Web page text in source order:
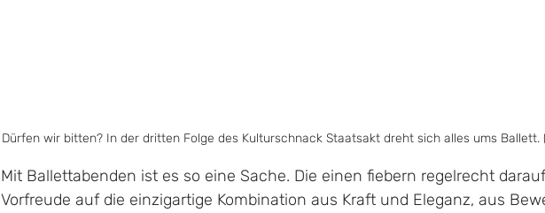
Dürfen wir bitten? In der dritten Folge des Kulturschnack Staatsakt dreht sich alles ums Ballett.
Mit Ballettabenden ist es so eine Sache. Die einen fiebern regelrecht
Vorfreude auf die einzigartige Kombination aus Kraft und Eleganz, aus